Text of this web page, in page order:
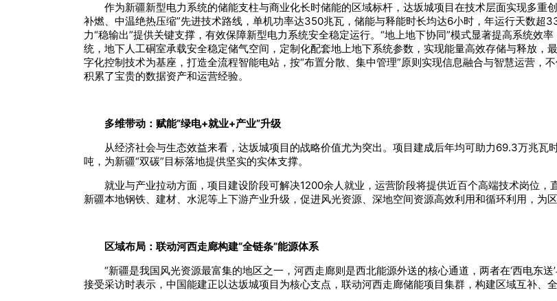
作为新疆新型电力系统的储能支柱与商业化长时储能的区域标杆，达坂城项目在技术层面实现多重
补燃、中温绝热压缩”先进技术路线，单机功率达350兆瓦，储能与释能时长均达6小时，年运行天数超
力“稳输出”提供关键支撑，有效保障新型电力系统安全稳定运行。“地上地下协同”模式显著提高系统效
统，地下人工硐室承载安全稳定储气空间，定制化配套地上地下系统参数，实现能量高效存储与释放，
字化控制技术为基座，打造全流程智能电站，按“布置分散、集中管理”原则实现信息融合与智慧运营，
积累了宝贵的数据资产和运营经验。
多维带动：赋能“绿电+就业+产业”升级
从经济社会与生态效益来看，达坂城项目的战略价值尤为突出。项目建成后年均可助力69.3万兆
吨，为新疆“双碳”目标落地提供坚实的实体支撑。
就业与产业拉动方面，项目建设阶段可解决1200余人就业，运营阶段将提供近百个高端技术岗位
新疆本地钢铁、建材、水泥等上下游产业升级，促进风光资源、深地空间资源高效利用和循环利用，为
区域布局：联动河西走廊构建“全链条”能源体系
“新疆是我国风光资源最富集的地区之一，河西走廊则是西北能源外送的核心通道，两者在‘西电东
接受采访时表示，中国能建正以达坂城项目为核心支点，联动河西走廊储能项目集群，构建区域互补、